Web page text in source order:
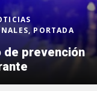
PORTADA
de prevención